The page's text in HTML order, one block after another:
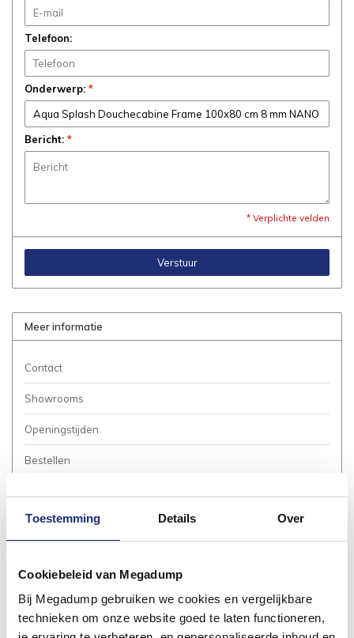
Toestemming Details Over
Cookiebeleid van Megadump
Bij Megadump gebruiken we cookies en vergelijkbare
technieken om onze website goed te laten functioneren,
Telefoon:
Onderwerp: *
Bericht: *
* Verplichte velden
Verstuur
Meer informatie
Contact
Showrooms
Openingstijden
Bestellen
Bezorgen / Afhalen
Garantie / Klachten
Service Aanvraag